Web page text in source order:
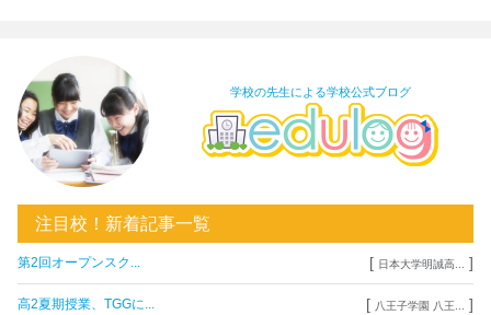
学校の先生による学校公式ブログ
注目校！新着記事一覧
第2回オープンスク... [ 日本大学明誠高... ]
高2夏期授業、TGGに... [ 八王子学園 八王... ]